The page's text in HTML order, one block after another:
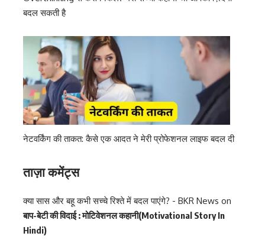
बदल सकती है
नेटवर्किंग की ताकत: कैसे एक आदत ने मेरी प्रोफेशनल लाइफ बदल दी
ताज़ा कमेंट्स
क्या सास और बहू कभी सच्चे रिश्ते में बदल पाएंगे? - BKR News on
बाप-बेटी की विदाई : मोटिवेशनल कहानी(Motivational Story In
Hindi)